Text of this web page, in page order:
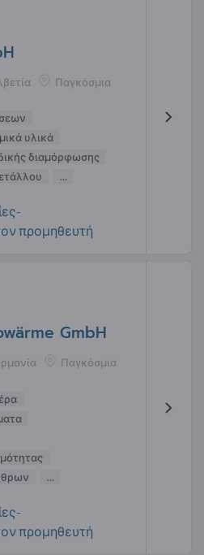
Παγκόσμια
υλικά
διαμόρφωσης
...
προμηθευτή
GmbH
Παγκόσμια
...
προμηθευτή